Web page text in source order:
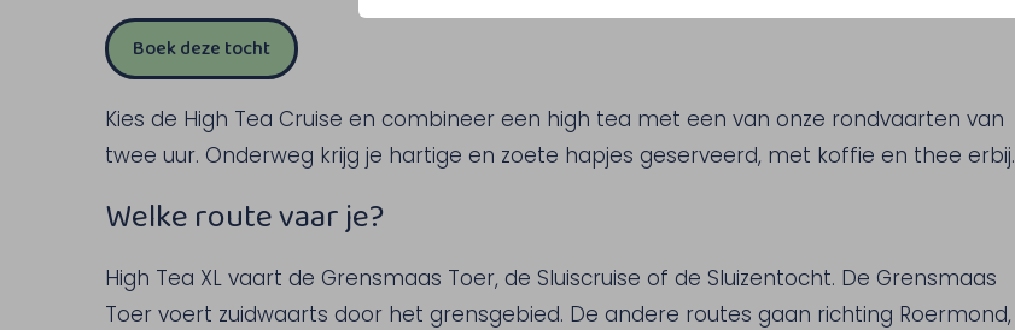
Boek deze tocht
Kies de High Tea Cruise en combineer een high tea met een van onze rondvaarten van
twee uur. Onderweg krijg je hartige en zoete hapjes geserveerd, met koffie en thee erbij.
Welke route vaar je?
High Tea XL vaart de Grensmaas Toer, de Sluiscruise of de Sluizentocht. De Grensmaas
Toer voert zuidwaarts door het grensgebied. De andere routes gaan richting Roermond,